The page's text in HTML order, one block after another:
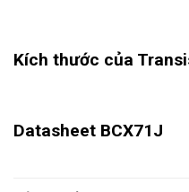
Kích thước của
Datasheet BCX71J